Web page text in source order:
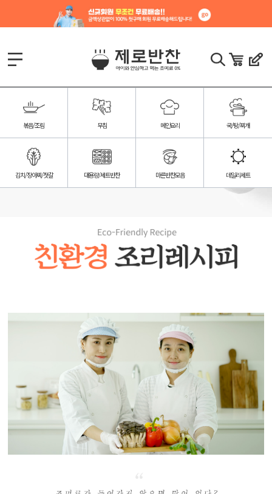
볶음/조림 무침 메인요리 국/탕/찌개
김치/장아찌/젓갈 대용량/세트반찬 마른반찬모음 데일리세트